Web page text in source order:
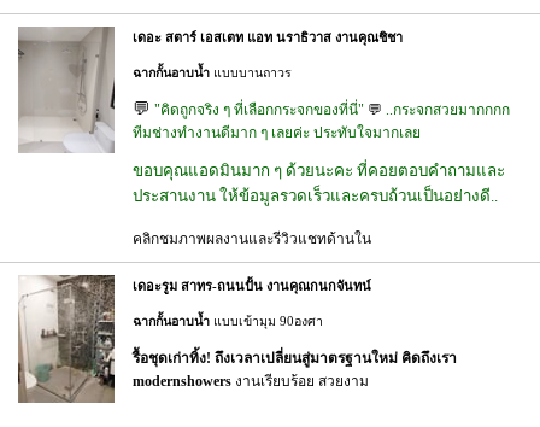
เดอะ สตาร์ เอสเตท แอท นราธิวาส งานคุณชิชา
ฉากกั้นอาบน้ำ แบบบานถาวร
💬 "คิดถูกจริง ๆ ที่เลือกกระจกของที่นี่" 💬
..กระจกสวยมากกกก
ทีมช่างทำงานดีมาก ๆ เลยค่ะ ประทับใจมากเลย
ขอบคุณแอดมินมาก ๆ ด้วยนะคะ ที่คอยตอบคำถามและ
ประสานงาน ให้ข้อมูลรวดเร็วและครบถ้วนเป็นอย่างดี..
คลิกชมภาพผลงานและรีวิวแชทด้านใน
เดอะรูม สาทร-ถนนปั้น งานคุณกนกจันทน์
ฉากกั้นอาบน้ำ แบบเข้ามุม 90องศา
รื้อชุดเก่าทิ้ง! ถึงเวลาเปลี่ยนสู่มาตรฐานใหม่ คิดถึงเรา
modernshowers งานเรียบร้อย สวยงาม